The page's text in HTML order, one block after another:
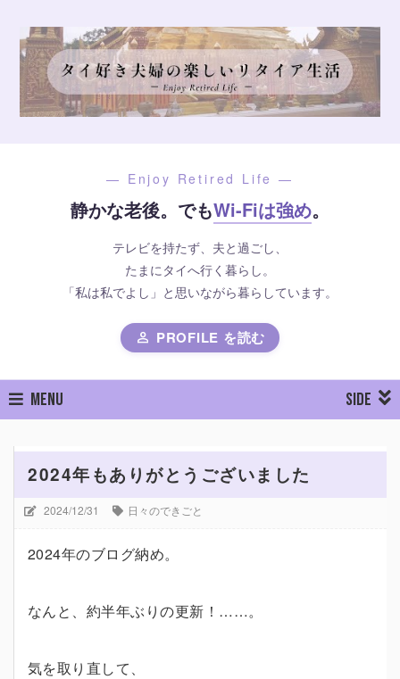
— Enjoy Retired Life —
静かな老後。でもWi-Fiは強め。
テレビを持たず、夫と過ごし、
たまにタイへ行く暮らし。
「私は私でよし」と思いながら暮らしています。
person PROFILE を読む
MENU SIDE
2024年もありがとうございました
2024/12/31 日々のできごと
2024年のブログ納め。
なんと、約半年ぶりの更新！……。
気を取り直して、